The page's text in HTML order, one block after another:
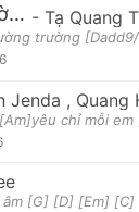
,Đức Duy,
Trường Sơn Đông Trường Sơn Tây - Tạ Quang
Jenda , Quang